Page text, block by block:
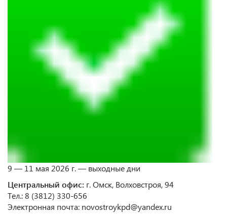
9 — 11 мая 2026 г. — выходные дни
Центральный офис: г. Омск, Волховстроя, 94
Тел.: 8 (3812) 330-656
Электронная почта: novostroykpd@yandex.ru